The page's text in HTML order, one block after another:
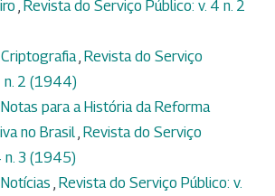
, Revista do Serviço Público: v. 4 n. 2
Criptografia, Revista do Serviço
n. 2 (1944)
Notas para a História da Reforma
no Brasil, Revista do Serviço
n. 3 (1945)
Notícias , Revista do Serviço Público: v.